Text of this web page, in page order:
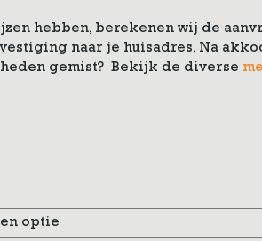
hebben, berekenen wij de
naar je huisadres. Na
gemist? Bekijk de diverse